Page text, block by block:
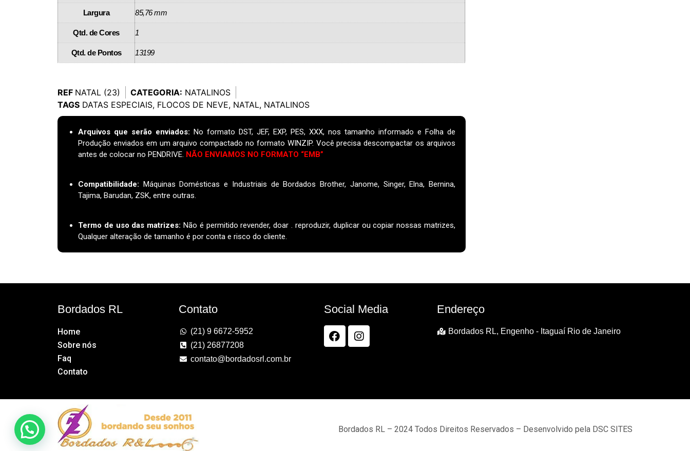
Largura 85,76 mm
Qtd. de Cores 1
Qtd. de Pontos 13199
REF NATAL (23) CATEGORIA: NATALINOS
TAGS DATAS ESPECIAIS, FLOCOS DE NEVE, NATAL, NATALINOS
Arquivos que serão enviados: No formato DST, JEF, EXP, PES, XXX, nos tamanho informado e Folha de
Produção enviados em um arquivo compactado no formato WINZIP. Você precisa descompactar os arquivos
antes de colocar no PENDRIVE. NÃO ENVIAMOS NO FORMATO “EMB”
Compatibilidade: Máquinas Domésticas e Industriais de Bordados Brother, Janome, Singer, Elna, Bernina,
Tajima, Barudan, ZSK, entre outras.
Termo de uso das matrizes: Não é permitido revender, doar . reproduzir, duplicar ou copiar nossas matrizes,
Qualquer alteração de tamanho é por conta e risco do cliente.
Bordados RL
Home
Sobre nós
Faq
Contato
Contato
(21) 9 6672-5952
(21) 26877208
contato@bordadosrl.com.br
Social Media Endereço
Bordados RL, Engenho - Itaguaí Rio de Janeiro
Bordados RL – 2024 Todos Direitos Reservados – Desenvolvido pela DSC SITES